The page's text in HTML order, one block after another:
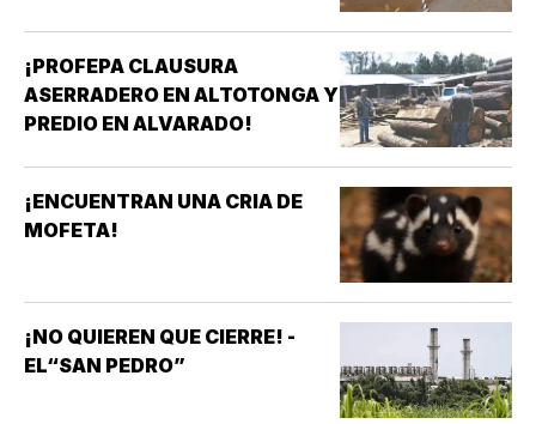
¡PROFEPA CLAUSURA
ASERRADERO EN ALTOTONGA Y
PREDIO EN ALVARADO!
¡ENCUENTRAN UNA CRIA DE
MOFETA!
¡NO QUIEREN QUE CIERRE! -
EL“SAN PEDRO”